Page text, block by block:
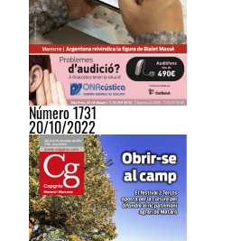
Número 1731
20/10/2022